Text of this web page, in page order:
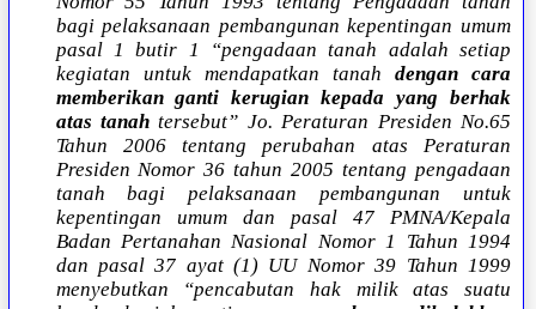
bagi pelaksanaan pembangunan kepentingan umum
pasal 1 butir 1 “pengadaan tanah adalah setiap
kegiatan untuk mendapatkan tanah dengan cara
memberikan ganti kerugian kepada yang berhak
atas tanahtersebut” Jo. Peraturan Presiden No.65
Tahun 2006 tentang perubahan atas Peraturan
Presiden Nomor 36 tahun 2005 tentang pengadaan
tanah bagi pelaksanaan pembangunan untuk
kepentingan umum dan pasal 47 PMNA/Kepala
Badan Pertanahan Nasional Nomor 1 Tahun 1994
dan pasal 37 ayat (1) UU Nomor 39 Tahun 1999
menyebutkan “pencabutan hak milik atas suatu